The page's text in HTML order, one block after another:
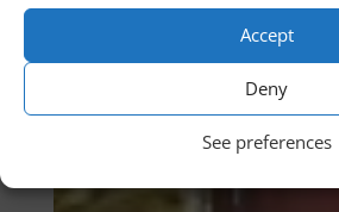
Accept
Deny
See preferences